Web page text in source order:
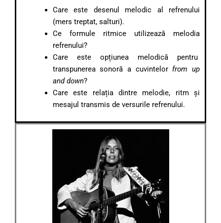
Care este desenul melodic al refrenului
(mers treptat, salturi).
Ce formule ritmice utilizează melodia
refrenului?
Care este opțiunea melodică pentru
transpunerea sonoră a cuvintelor from up
and down?
Care este relația dintre melodie, ritm și
mesajul transmis de versurile refrenului.